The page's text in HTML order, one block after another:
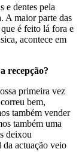
e dentes pela
A maior parte das
é feito lá fora e
acontece em
recepção?
primeira vez
bem,
também vender
também uma
deixou
actuação veio